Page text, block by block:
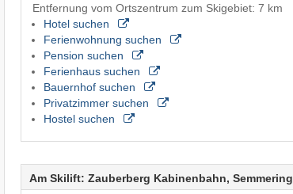
Entfernung vom Ortszentrum zum Skigebiet: 7 km
Hotel suchen
Ferienwohnung suchen
Pension suchen
Ferienhaus suchen
Bauernhof suchen
Privatzimmer suchen
Hostel suchen
Am Skilift: Zauberberg Kabinenbahn, Semmering